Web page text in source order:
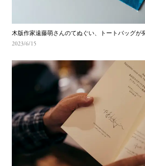
木版作家遠藤萌さんのてぬぐい、トートバッグが
2023/6/15